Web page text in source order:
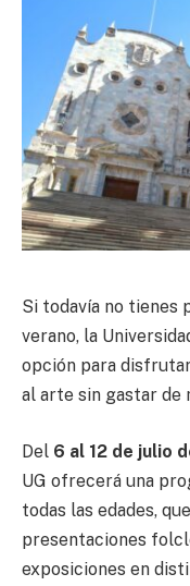
Si todavía no tienes
verano, la
opción para
al arte sin gastar de
Del 6 al 12 de julio
UG ofrecerá una
todas las edades,
presentaciones
exposiciones en